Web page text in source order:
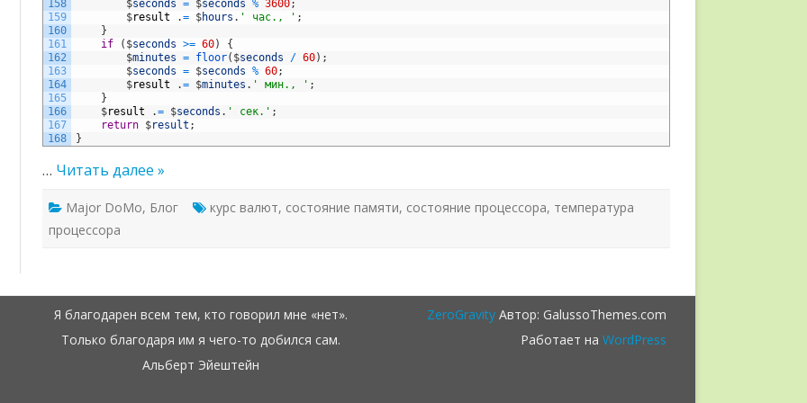
158
159
160
161
162
163
164
165
166
167
168
$seconds = $seconds % 3600;
$result .= $hours . ' час., ' ;
}
if
( $seconds >= 60)
{
$minutes = floor( $seconds / 60) ;
$seconds = $seconds % 60;
$result .= $minutes . ' мин., ' ;
}
$result .= $seconds . ' сек.' ;
return $result ;
}
… Читать далее »
Major DoMo, Блог курс валют, состояние памяти, состояние процессора, температура
процессора
Я благодарен всем тем, кто говорил мне «нет».
Только благодаря им я чего-то добился сам.
Альберт Эйештейн
ZeroGravity Автор: GalussoThemes.com
Работает на WordPress